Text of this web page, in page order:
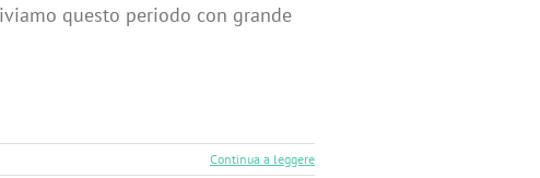
questo periodo con grande
Continua a leggere